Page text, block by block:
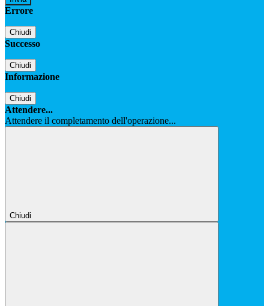
Errore
Chiudi
Successo
Chiudi
Informazione
Chiudi
Attendere...
Attendere il completamento dell'operazione...
Chiudi